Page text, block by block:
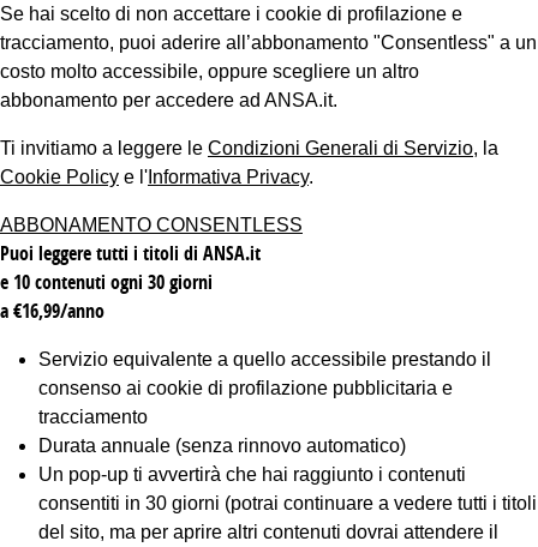
Se hai scelto di non accettare i cookie di profilazione e
tracciamento, puoi aderire all’abbonamento "Consentless" a un
costo molto accessibile, oppure scegliere un altro
abbonamento per accedere ad ANSA.it.
Ti invitiamo a leggere le Condizioni Generali di Servizio, la
Cookie Policy e l' Informativa Privacy.
ABBONAMENTO CONSENTLESS
Puoi leggere tutti i titoli di ANSA.it
e 10 contenuti ogni 30 giorni
a €16,99/anno
Servizio equivalente a quello accessibile prestando il
consenso ai cookie di profilazione pubblicitaria e
tracciamento
Durata annuale (senza rinnovo automatico)
Un pop-up ti avvertirà che hai raggiunto i contenuti
consentiti in 30 giorni (potrai continuare a vedere tutti i titoli
del sito, ma per aprire altri contenuti dovrai attendere il